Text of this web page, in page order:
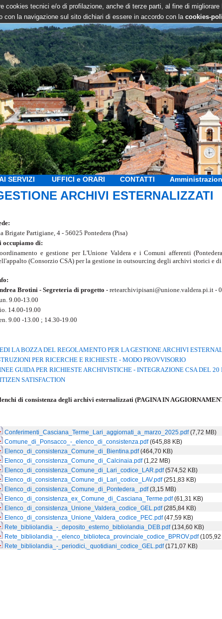
cookies tecnici e/o di profilazione, anche di terze parti, al fine di
con la navigazione sul sito dichiari di essere in accordo con la cookies-
SERVIZI UFFICI e ORARI CONTATTI
ARCHIVI ESTERNALIZZATI
Brigate Partigiane, 4 - 56025 Pontedera (Pisa)
occupiamo di:
e gestione per L'Unione Valdera e i Comuni afferenti
(Consorzio CSA) per la gestione in outsourcing degli archivi storici e
Brotini - Segreteria di progetto -retearchivipisani@unione.valdera.pi.it -
9.00-13.00
14.00-19.00
9.00 -13.00 ; 14.30-19.00
LA BOZZA DEL REGOLAMENTO PER LA GESTIONE ARCHIVI
PER RICERCHE E RICHIESTE - MODO PROVVISORIO
GUIDA PER RICHIESTE ARCHIVISTICHE - INTEGRAZIONE CSA DEL
SATISFACTION
di consistenza degli archivi esternalizzati (PAGINA IN
Conferimenti_Casciana_Terme_Lari_aggiornati_a_marzo_2025.pdf (7,72 MB)
Comune_di_Ponsacco_-_elenco_di_consistenza.pdf (645,88 KB)
Elenco_di_consistenza_Comune_di_Bientina.pdf (464,70 KB)
Elenco_di_consistenza_Comune_di_Calcinaia.pdf (1,22 MB)
Elenco_di_consistenza_Comune_di_Lari_codice_LAR.pdf (574,52 KB)
Elenco_di_consistenza_Comune_di_Lari_codice_LAV.pdf (251,83 KB)
Elenco_di_consistenza_Comune_di_Pontedera_.pdf (3,15 MB)
Elenco_di_consistenza_ex_Comune_di_Casciana_Terme.pdf (61,31 KB)
Elenco_di_consistenza_Unione_Valdera_codice_GEL.pdf (285,84 KB)
Elenco_di_consistenza_Unione_Valdera_codice_PEC.pdf (47,59 KB)
Rete_bibliolandia_-_deposito_esterno_bibliolandia_DEB.pdf (134,60 KB)
Rete_bibliolandia_-_elenco_biblioteca_provinciale_codice_BPROV.pdf (105,92
Rete_bibliolandia_-_periodici,_quotidiani_codice_GEL.pdf (171,07 KB)